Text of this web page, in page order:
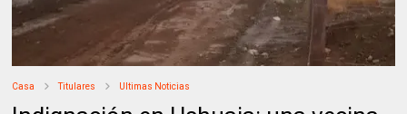
Casa Titulares Ultimas Noticias